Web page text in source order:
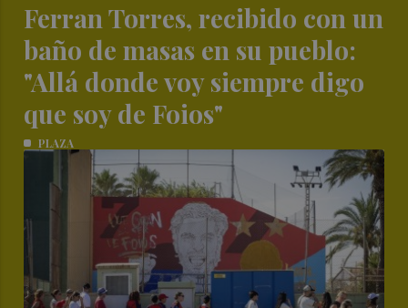
Ferran Torres, recibido con un
baño de masas en su pueblo:
"Allá donde voy siempre digo
que soy de Foios"
PLAZA